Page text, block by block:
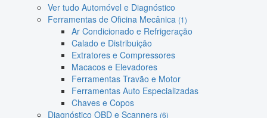
Ver tudo Automóvel e Diagnóstico
Ferramentas de Oficina Mecânica (1)
Ar Condicionado e Refrigeração
Calado e Distribuição
Extratores e Compressores
Macacos e Elevadores
Ferramentas Travão e Motor
Ferramentas Auto Especializadas
Chaves e Copos
Diagnóstico OBD e Scanners (6)